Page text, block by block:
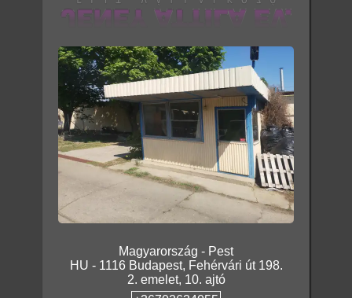
Magyarország - Pest
HU - 1116 Budapest, Fehérvári út 198.
2. emelet, 10. ajtó